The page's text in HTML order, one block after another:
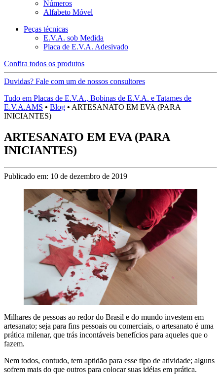
Números
Alfabeto Móvel
Peças técnicas
E.V.A. sob Medida
Placa de E.V.A. Adesivado
Confira todos os produtos
Duvidas? Fale com um de nossos consultores
Tudo em Placas de E.V.A., Bobinas de E.V.A. e Tatames de
E.V.A.AMS • Blog • ARTESANATO EM EVA (PARA
INICIANTES)
ARTESANATO EM EVA (PARA
INICIANTES)
Publicado em: 10 de dezembro de 2019
Milhares de pessoas ao redor do Brasil e do mundo investem em
artesanato; seja para fins pessoais ou comerciais, o artesanato é uma
prática milenar, que trás incontáveis benefícios para aqueles que o
fazem.
Nem todos, contudo, tem aptidão para esse tipo de atividade; alguns
sofrem mais do que outros para colocar suas idéias em prática.